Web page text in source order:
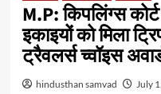
M.P: किपलिंग्स
इकाइयों को मिला
ट्रैवलर्स च्वॉइस
hindusthan samvad July